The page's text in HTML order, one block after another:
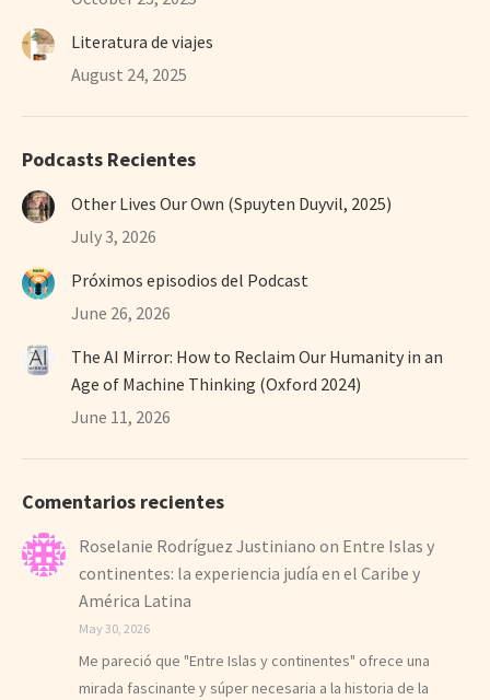
Literatura de viajes
August 24, 2025
Podcasts Recientes
Other Lives Our Own (Spuyten Duyvil, 2025)
July 3, 2026
Próximos episodios del Podcast
June 26, 2026
The AI Mirror: How to Reclaim Our Humanity in an
Age of Machine Thinking (Oxford 2024)
June 11, 2026
Comentarios recientes
Roselanie Rodríguez Justiniano on Entre Islas y
continentes: la experiencia judía en el Caribe y
América Latina
May 30, 2026
Me pareció que "Entre Islas y continentes" ofrece una
mirada fascinante y súper necesaria a la historia de la